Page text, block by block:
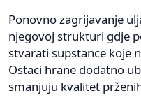
Ponovno zagrijavanje
njegovoj strukturi gdje
stvarati supstance koje
Ostaci hrane dodatno
smanjuju kvalitet